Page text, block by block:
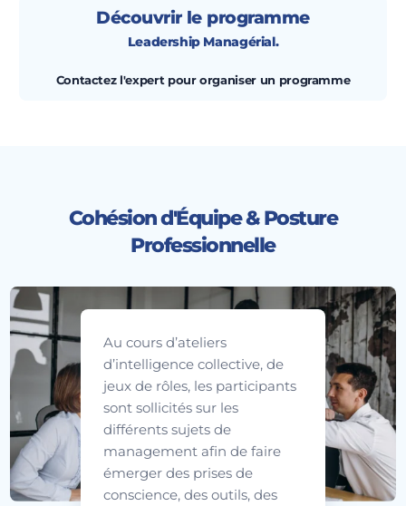
Découvrir le programme
Leadership Managérial.
Contactez l'expert pour organiser un programme
Cohésion d'Équipe & Posture
Professionnelle
Au cours d’ateliers
d’intelligence collective, de
jeux de rôles, les participants
sont sollicités sur les
différents sujets de
management afin de faire
émerger des prises de
conscience, des outils, des